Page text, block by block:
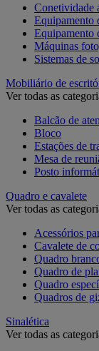
Conetividade
Equipamento
Equipamento
Máquinas
Sistemas de
Mobiliário de
Ver todas as
Balcão de
Bloco
Estações de
Mesa de
Posto
Quadro e cavalete
Ver todas as
Acessórios
Cavalete de
Quadro
Quadro de
Quadro
Quadros de
Sinalética
Ver todas as